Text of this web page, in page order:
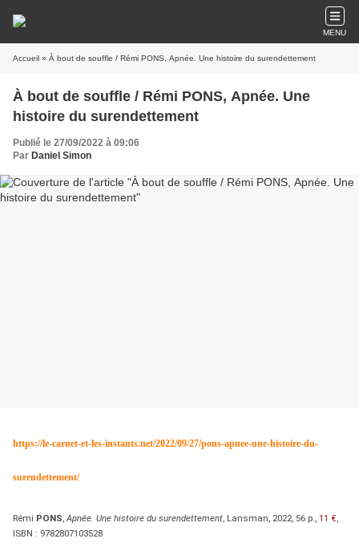
MENU
Accueil » À bout de souffle / Rémi PONS, Apnée. Une histoire du surendettement
À bout de souffle / Rémi PONS, Apnée. Une
histoire du surendettement
Publié le 27/09/2022 à 09:06
Par Daniel Simon
https://le-carnet-et-les-instants.net/2022/09/27/pons-apnee-une-histoire-du-
surendettement/
Rémi PONS Apnée. Une histoire du surendettement , Lansman, 2022, 56 p., 11 €
ISBN : 9782807103528